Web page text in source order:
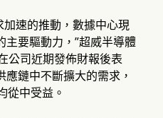
速的推動，數據中心現
要驅動力，”超威半導體
公司近期發佈財報後表
鏈中不斷擴大的需求，
從中受益。